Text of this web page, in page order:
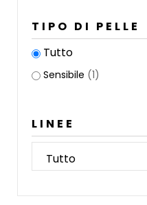
TIPO DI PELLE
Tutto
Sensibile (1)
LINEE